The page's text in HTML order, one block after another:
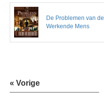
De Problemen van de
Werkende Mens
« Vorige